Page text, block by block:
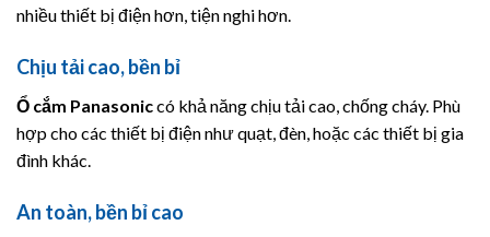
nhiều thiết bị điện hơn, tiện nghi hơn.
Chịu tải cao, bền bỉ
Ổ cắm Panasoniccó khả năng chịu tải cao, chống cháy. Phù
hợp cho các thiết bị điện như quạt, đèn, hoặc các thiết bị gia
đình khác.
An toàn, bền bỉ cao